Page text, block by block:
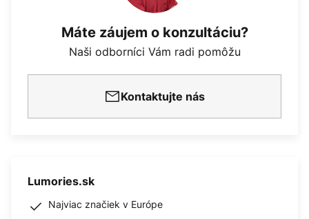
Máte záujem o konzultáciu?
Naši odborníci Vám radi pomôžu
Kontaktujte nás
Lumories.sk
Najviac značiek v Európe